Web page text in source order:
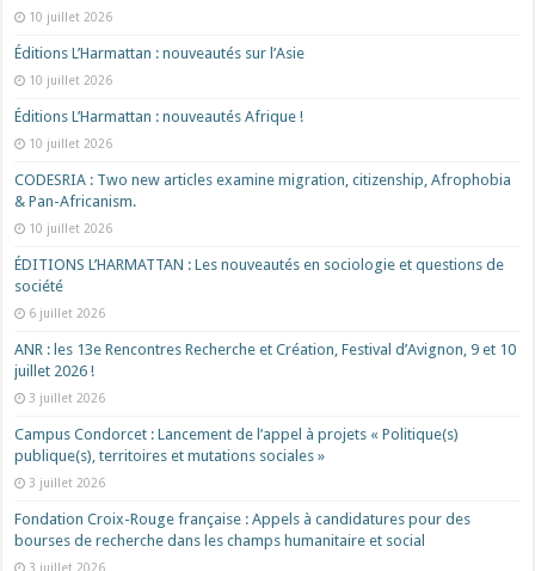
10 juillet 2026
Éditions L’Harmattan : nouveautés sur l’Asie
10 juillet 2026
Éditions L’Harmattan : nouveautés Afrique !​
10 juillet 2026
CODESRIA : Two new articles examine migration, citizenship, Afrophobia
& Pan-Africanism.
10 juillet 2026
ÉDITIONS L’HARMATTAN : Les nouveautés en sociologie et questions de
société
6 juillet 2026
ANR : les 13e Rencontres Recherche et Création, Festival d’Avignon, 9 et 10
juillet 2026 !
3 juillet 2026
Campus Condorcet : Lancement de l’appel à projets « Politique(s)
publique(s), territoires et mutations sociales »
3 juillet 2026
Fondation Croix-Rouge française : Appels à candidatures pour des
bourses de recherche dans les champs humanitaire et social
3 juillet 2026